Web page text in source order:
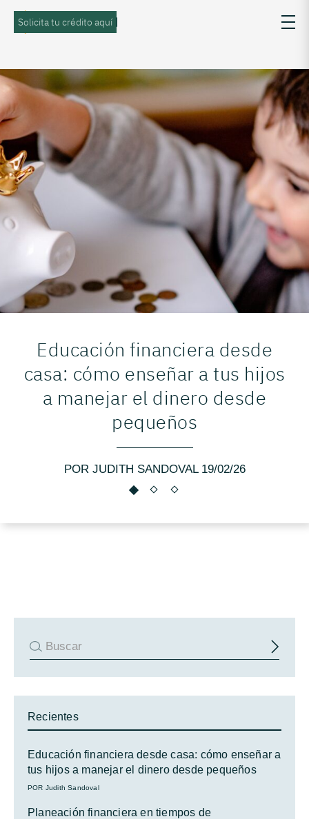
Solicita tu crédito aquí
Educación financiera desde
casa: cómo enseñar a tus hijos
a manejar el dinero desde
pequeños
POR JUDITH SANDOVAL 19/02/26
Recientes
Educación financiera desde casa: cómo enseñar a
tus hijos a manejar el dinero desde pequeños
POR Judith Sandoval
Planeación financiera en tiempos de